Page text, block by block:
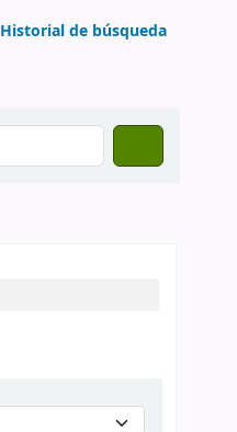
Historial de búsqueda